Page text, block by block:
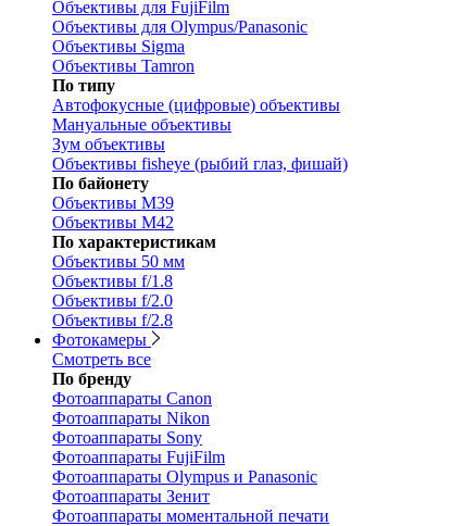
Объективы для FujiFilm
Объективы для Olympus/Panasonic
Объективы Sigma
Объективы Tamron
По типу
Автофокусные (цифровые) объективы
Мануальные объективы
Зум объективы
Объективы fisheye (рыбий глаз, фишай)
По байонету
Объективы M39
Объективы M42
По характеристикам
Объективы 50 мм
Объективы f/1.8
Объективы f/2.0
Объективы f/2.8
Фотокамеры
Смотреть все
По бренду
Фотоаппараты Canon
Фотоаппараты Nikon
Фотоаппараты Sony
Фотоаппараты FujiFilm
Фотоаппараты Olympus и Panasonic
Фотоаппараты Зенит
Фотоаппараты моментальной печати